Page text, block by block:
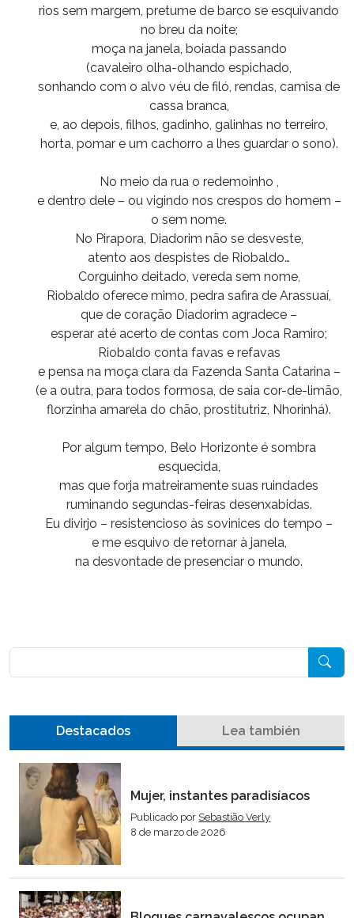
rios sem margem, pretume de barco se esquivando
no breu da noite;
moça na janela, boiada passando
(cavaleiro olha-olhando espichado,
sonhando com o alvo véu de filó, rendas, camisa de
cassa branca,
e, ao depois, filhos, gadinho, galinhas no terreiro,
horta, pomar e um cachorro a lhes guardar o sono).
No meio da rua o redemoinho ,
e dentro dele – ou vigindo nos crespos do homem –
o sem nome.
No Pirapora, Diadorim não se desveste,
atento aos despistes de Riobaldo…
Corguinho deitado, vereda sem nome,
Riobaldo oferece mimo, pedra safira de Arassuaí,
que de coração Diadorim agradece –
esperar até acerto de contas com Joca Ramiro;
Riobaldo conta favas e refavas
e pensa na moça clara da Fazenda Santa Catarina –
(e a outra, para todos formosa, de saia cor-de-limão,
florzinha amarela do chão, prostitutriz, Nhorinhá).
Por algum tempo, Belo Horizonte é sombra
esquecida,
mas que forja matreiramente suas ruindades
ruminando segundas-feiras desenxabidas.
Eu divirjo – resistencioso às sovinices do tempo –
e me esquivo de retornar à janela,
na desvontade de presenciar o mundo.
Destacados Lea también
Mujer, instantes paradisíacos
Publicado por Sebastião Verly
8 de marzo de 2026